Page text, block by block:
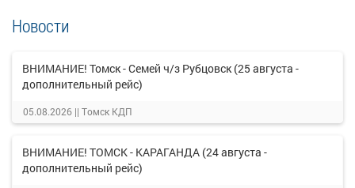
Новости
ВНИМАНИЕ! Томск - Семей ч/з Рубцовск (25 августа -
дополнительный рейс)
05.08.2026 || Томск КДП
ВНИМАНИЕ! ТОМСК - КАРАГАНДА (24 августа -
дополнительный рейс)